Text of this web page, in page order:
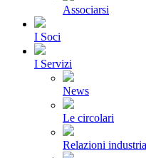
Associarsi
I Soci
I Servizi
News
Le circolari
Relazioni